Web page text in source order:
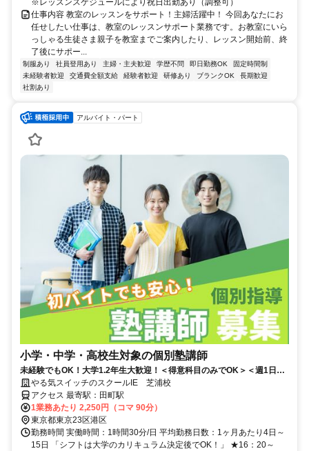
仕事内容 教室のレッスンをサポート！主婦活躍中！ 今回あなたにお
任せしたい仕事は、教室のレッスンサポート業務です。お教室にいら
っしゃる生徒さま親子を教室までご案内したり、レッスン開始前、終
了後にサポー...
制服あり 社員登用あり 主婦・主夫歓迎 学歴不問 即日勤務OK
固定時間制
未経験者歓迎
交通費全額支給 経験者歓迎 研修あり ブランクOK
長期歓迎
社割あり
アルバイト・パート
小学・中学・高校生対象の個別塾講師
未経験でもOK！大学1.2年生大歓迎！＜得意科目のみでOK＞＜週1日・
90分＞＜丁寧な研修制度あり＞
やる気スイッチのスクールIE 芝浦校
アクセス 最寄駅：田町駅
1業務あたり 2,250円（コマ 90分）
東京都東京23区港区
勤務時間 実働時間：1時間30分/日 平均勤務日数：1ヶ月あたり4日～
15日 「シフトは大学のカリキュラム決定後でOK！」 ★16：20～